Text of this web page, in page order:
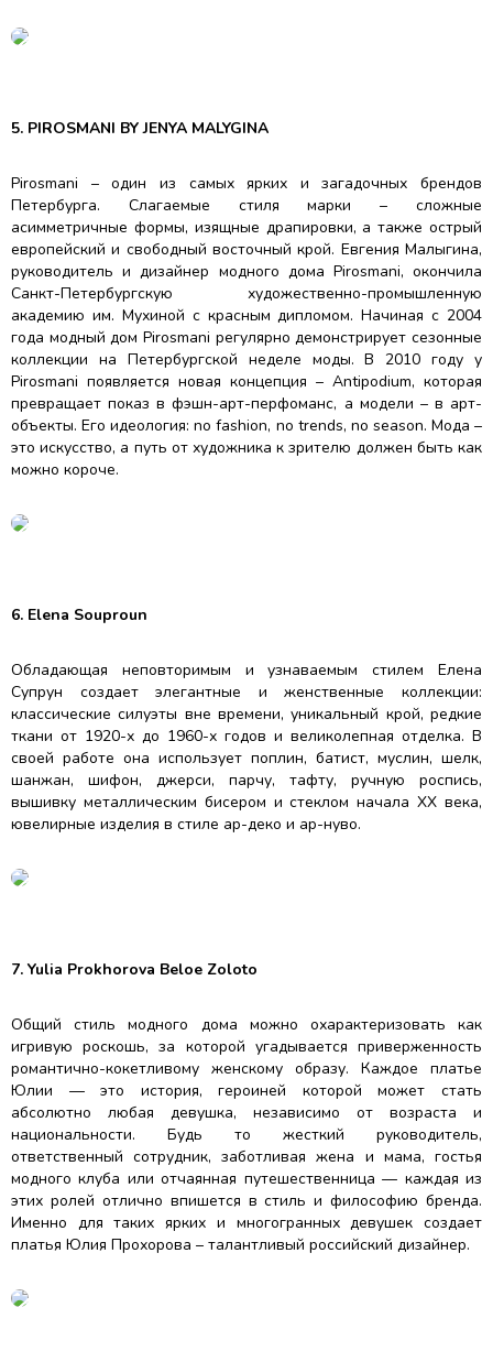
5. PIROSMANI BY JENYA MALYGINA
Pirosmani – один из самых ярких и загадочных брендов
Петербурга. Слагаемые стиля марки – сложные
асимметричные формы, изящные драпировки, а также острый
европейский и свободный восточный крой. Евгения Малыгина,
руководитель и дизайнер модного дома Pirosmani, окончила
Санкт-Петербургскую художественно-промышленную
академию им. Мухиной с красным дипломом. Начиная с 2004
года модный дом Pirosmani регулярно демонстрирует сезонные
коллекции на Петербургской неделе моды. В 2010 году у
Pirosmani появляется новая концепция – Antipodium, которая
превращает показ в фэшн-арт-перфоманс, а модели – в арт-
объекты. Его идеология: no fashion, no trends, no season. Мода –
это искусство, а путь от художника к зрителю должен быть как
можно короче.
6. Elena Souproun
Обладающая неповторимым и узнаваемым стилем Елена
Супрун создает элегантные и женственные коллекции:
классические силуэты вне времени, уникальный крой, редкие
ткани от 1920-х до 1960-х годов и великолепная отделка. В
своей работе она использует поплин, батист, муслин, шелк,
шанжан, шифон, джерси, парчу, тафту, ручную роспись,
вышивку металлическим бисером и стеклом начала ХХ века,
ювелирные изделия в стиле ар-деко и ар-нуво.
7. Yulia Prokhorova Beloe Zoloto
Общий стиль модного дома можно охарактеризовать как
игривую роскошь, за которой угадывается приверженность
романтично-кокетливому женскому образу. Каждое платье
Юлии — это история, героиней которой может стать
абсолютно любая девушка, независимо от возраста и
национальности. Будь то жесткий руководитель,
ответственный сотрудник, заботливая жена и мама, гостья
модного клуба или отчаянная путешественница — каждая из
этих ролей отлично впишется в стиль и философию бренда.
Именно для таких ярких и многогранных девушек создает
платья Юлия Прохорова – талантливый российский дизайнер.